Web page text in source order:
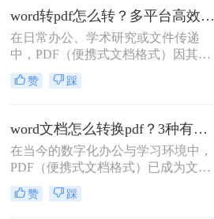
容的主要工具。因此，将Word文档完
美地转换为PDF，是一项几乎每个人
都会遇到的核心需求。
word转pdf怎么转？多平台高效转换方法详解！
在日常办公、学术研究或文件传递
中，PDF（便携式文档格式）因其跨
平台、格式固定、不易被篡改的特
性，已成为文件分发和归档的首选格
档编辑工具，我们经常需要将其编辑
好的文档转换为PDF。无论是为了提
交作业、发送简历，还是发布报告，
一个高质量的PDF转换至关重要。
赞 踩
word文档怎么转换pdf？3种有效方法详解！
在当今的数字化办公与学习环境中，
PDF（便携式文档格式）已成为文件
分发、打印和归档的事实标准。它能
够完美保留原始文档的格式、字体和
赞 踩